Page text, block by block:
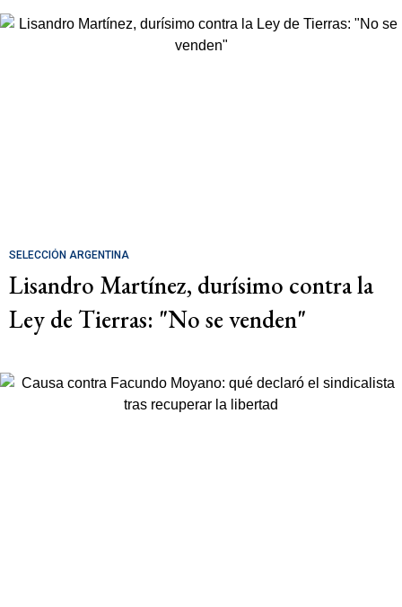
SELECCIÓN ARGENTINA
Lisandro Martínez, durísimo contra la
Ley de Tierras: "No se venden"